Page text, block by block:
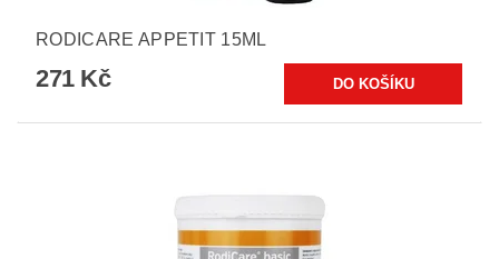
RODICARE APPETIT 15ML
271 Kč